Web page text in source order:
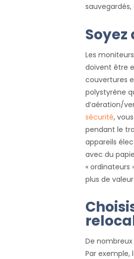
Les
doivent être
couvertures
polystyrène
d’aération/
sécurité,
pendant le
appareils
avec du
« ordinateurs
plus de
De
Par